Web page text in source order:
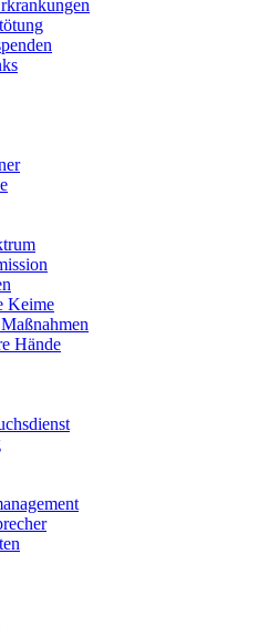
Keime
Hände